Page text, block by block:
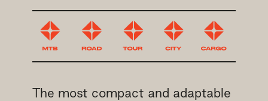
The most compact and adaptable